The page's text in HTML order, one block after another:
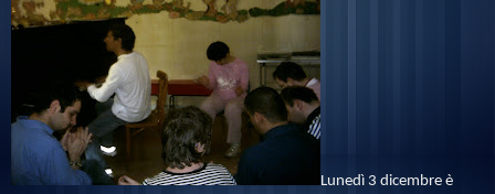
Lunedì 3 dicembre è